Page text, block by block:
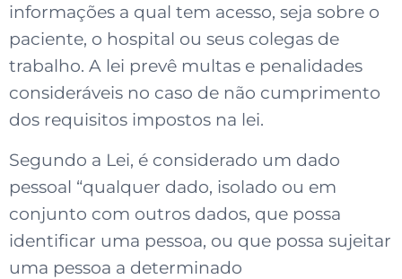
informações a qual tem acesso, seja sobre o
paciente, o hospital ou seus colegas de
trabalho. A lei prevê multas e penalidades
consideráveis no caso de não cumprimento
dos requisitos impostos na lei.
Segundo a Lei, é considerado um dado
pessoal “qualquer dado, isolado ou em
conjunto com outros dados, que possa
identificar uma pessoa, ou que possa sujeitar
uma pessoa a determinado